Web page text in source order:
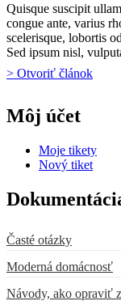
Quisque suscipit
congue ante, varius
scelerisque, lobortis
Sed ipsum nisl,
> Otvoriť článok
Môj účet
Moje tikety
Nový tiket
Časté otázky
Moderná domácnosť
Návody, ako opraviť